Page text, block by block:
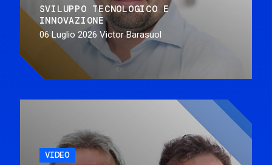
SVILUPPO TECNOLOGICO E
INNOVAZIONE
06 Luglio 2026 Victor Barasuol
VIDEO